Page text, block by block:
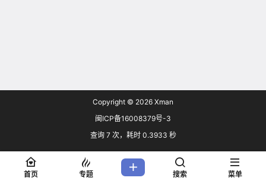
Copyright © 2026 Xman
闽ICP备16008379号-3
查询 7 次，耗时 0.3933 秒
首页 专题 搜索 菜单